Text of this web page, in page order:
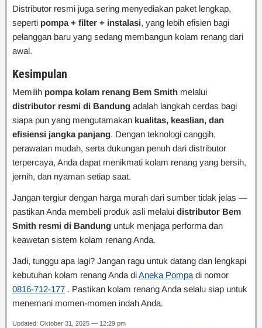
Distributor resmi juga sering menyediakan paket lengkap,
seperti pompa + filter + instalasi, yang lebih efisien bagi
pelanggan baru yang sedang membangun kolam renang dari
awal.
Kesimpulan
Memilih pompa kolam renang Bem Smith melalui
distributor resmi di Bandung adalah langkah cerdas bagi
siapa pun yang mengutamakan kualitas, keaslian, dan
efisiensi jangka panjang. Dengan teknologi canggih,
perawatan mudah, serta dukungan penuh dari distributor
terpercaya, Anda dapat menikmati kolam renang yang bersih,
jernih, dan nyaman setiap saat.
Jangan tergiur dengan harga murah dari sumber tidak jelas —
pastikan Anda membeli produk asli melalui distributor Bem
Smith resmi di Bandung untuk menjaga performa dan
keawetan sistem kolam renang Anda.
Jadi, tunggu apa lagi? Jangan ragu untuk datang dan lengkapi
kebutuhan kolam renang Anda diAneka Pompa di nomor
0816-712-177 . Pastikan kolam renang Anda selalu siap untuk
menemani momen-momen indah Anda.
Updated: Oktober 31, 2025 — 12:29 pm